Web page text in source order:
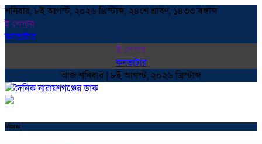
শনিবার, ৮ই আগস্ট, ২০২৬ খ্রিস্টাব্দ, ২৪শে শ্রাবণ, ১৪৩৩ বঙ্গাব্দ
ই পেপার
কনভাটার
ই পেপার
কনভাটার
আজ শনিবার | ৮ই আগস্ট, ২০২৬ খ্রিস্টাব্দ
Menu